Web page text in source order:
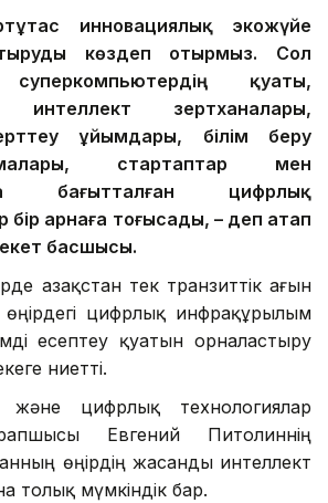
инновациялық экожүйе
көздеп отырмыз. Сол
қуаты,
интеллект зертханалары,
ұйымдары, білім беру
стартаптар мен
бағытталған цифрлық
бір арнаға тоғысады, – деп атап
басшысы.
Қазақстан тек транзиттік ағын
цифрлық инфрақұрылым
есептеу қуатын орналастыру
ниетті.
және цифрлық технологиялар
Евгений Питолиннің
өңірдің жасанды интеллект
толық мүмкіндік бар.